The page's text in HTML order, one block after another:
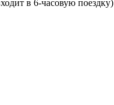
в 6-часовую поездку)